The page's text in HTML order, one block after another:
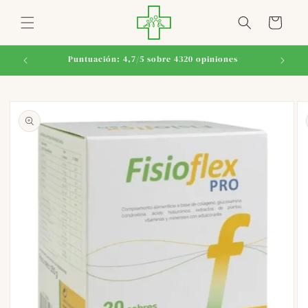
directamente
al contenido
Carrito
Puntuación: 4,7/5 sobre 4320 opiniones
a la
información
del producto